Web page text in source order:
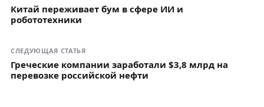
Китай переживает бум в сфере ИИ и
робототехники
СЛЕДУЮЩАЯ СТАТЬЯ
Греческие компании заработали $3,8 млрд на
перевозке российской нефти